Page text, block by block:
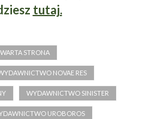
tutaj.
STRONA
NOVAE RES
WYDAWNICTWO SINISTER
UROBOROS